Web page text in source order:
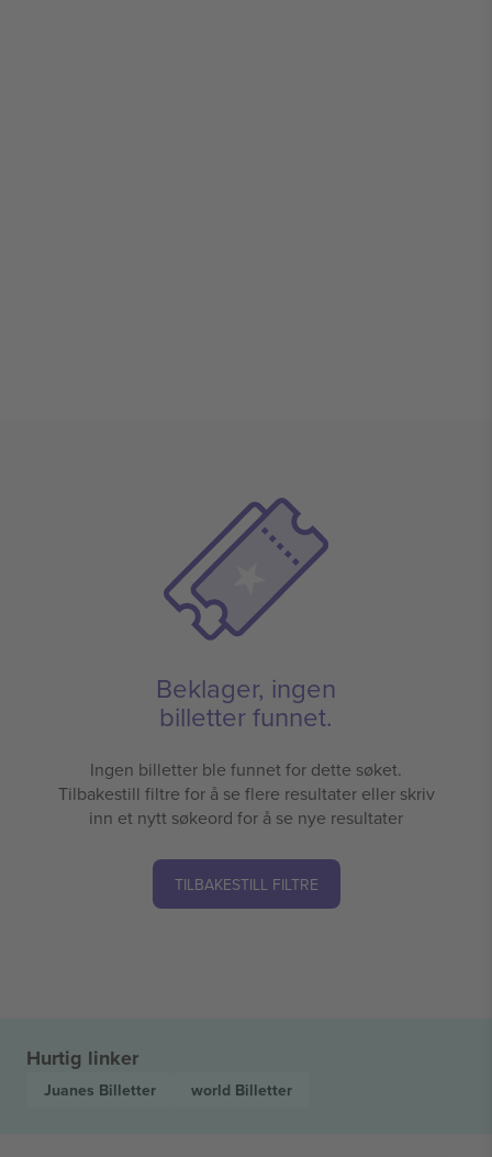
Beklager, ingen
billetter funnet.
Ingen billetter ble funnet for dette søket.
Tilbakestill filtre for å se flere resultater eller skriv
inn et nytt søkeord for å se nye resultater
TILBAKESTILL FILTRE
Hurtig linker
Juanes Billetter world Billetter